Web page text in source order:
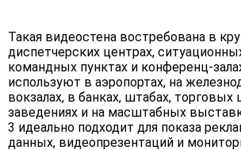
Такая видеостена востребована в
диспетчерских центрах,
командных пунктах и конференц-
используют в аэропортах, на
вокзалах, в банках, штабах, торговых
заведениях и на масштабных
3 идеально подходит для показа
данных, видеопрезентаций и